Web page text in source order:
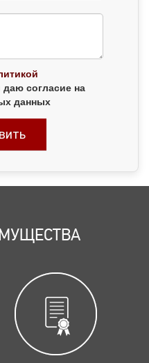
даю согласие на
данных